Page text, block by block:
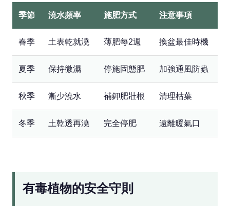
季節 澆水頻率 施肥方式 注意事項
春季 土表乾就澆 薄肥每2週 換盆最佳時機
夏季 保持微濕 停施固態肥 加強通風防蟲
秋季 漸少澆水 補鉀肥壯根 清理枯葉
冬季 土乾透再澆 完全停肥 遠離暖氣口
有毒植物的安全守則